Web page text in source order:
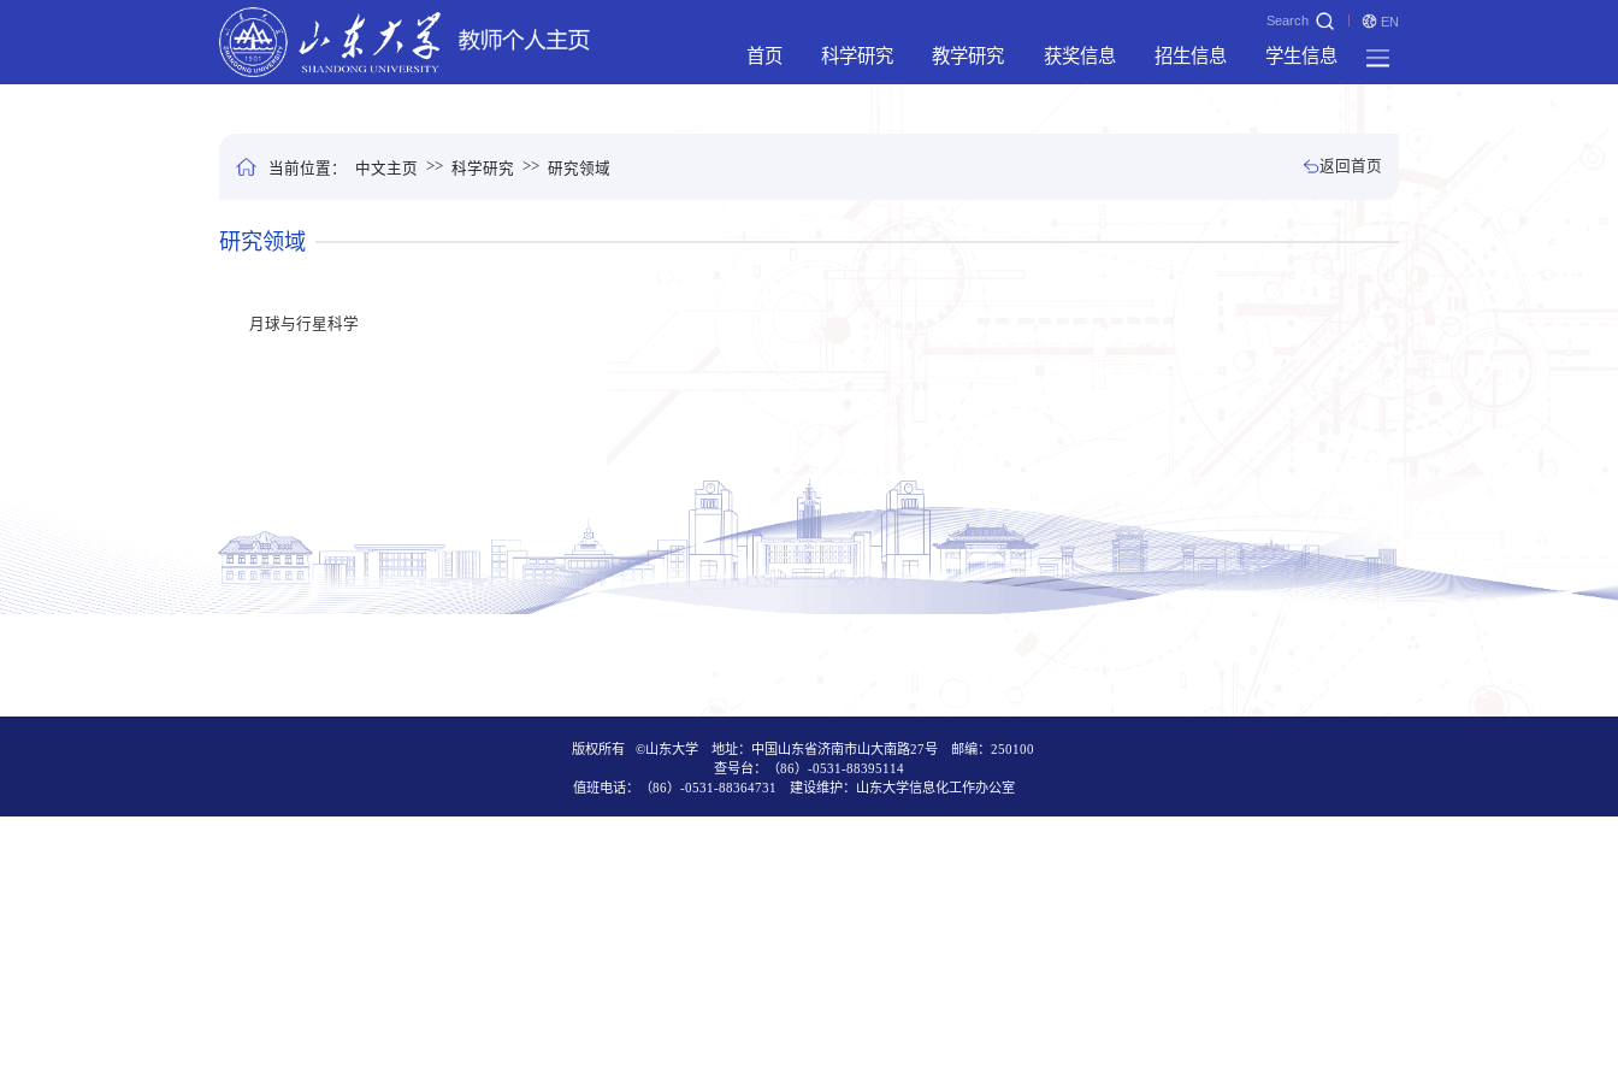
Search EN
首页 科学研究 教学研究 获奖信息 招生信息 学生信息
当前位置： 中文主页 >> 科学研究 >> 研究领域 返回首页
研究领域
月球与行星科学
版权所有 ©山东大学 地址：中国山东省济南市山大南路27号 邮编：250100
查号台：（86）-0531-88395114
值班电话：（86）-0531-88364731 建设维护：山东大学信息化工作办公室